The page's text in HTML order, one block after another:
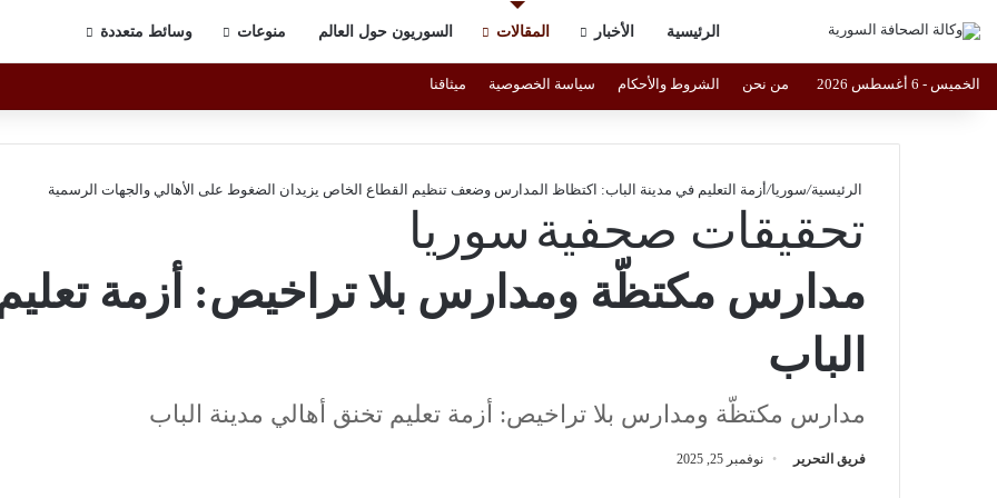
الرئيسية الأخبار المقالات السوريون حول العالم منوعات وسائط متعددة
الخميس - 6 أغسطس 2026 من نحن الشروط والأحكام سياسة الخصوصية ميثاقنا
الرئيسية/سوريا/أزمة التعليم في مدينة الباب: اكتظاظ المدارس وضعف تنظيم القطاع الخاص يزيدان الضغوط على الأهالي والجهات الرسمية
تحقيقات صحفية سوريا
مدارس مكتظّة ومدارس بلا تراخيص: أزمة تعليم
الباب
مدارس مكتظّة ومدارس بلا تراخيص: أزمة تعليم تخنق أهالي مدينة الباب
فريق التحرير نوفمبر 25, 2025